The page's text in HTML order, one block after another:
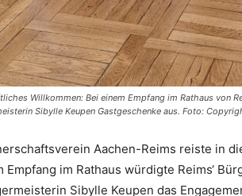
Willkommen: Bei einem Empfang im Rathaus von
Sibylle Keupen Gastgeschenke aus. Foto:
Aachen-Reims reiste in
Empfang im Rathaus würdigte Reims‘
Sibylle Keupen das